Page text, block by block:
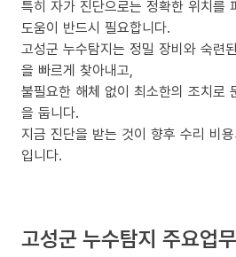
특히 자가 진단으로는 정확한 위치를
도움이 반드시 필요합니다.
고성군 누수탐지는 정밀 장비와 숙련
을 빠르게 찾아내고,
불필요한 해체 없이 최소한의 조치로
을 둡니다.
지금 진단을 받는 것이 향후 수리 비
입니다.
고성군 누수탐지 주요업무